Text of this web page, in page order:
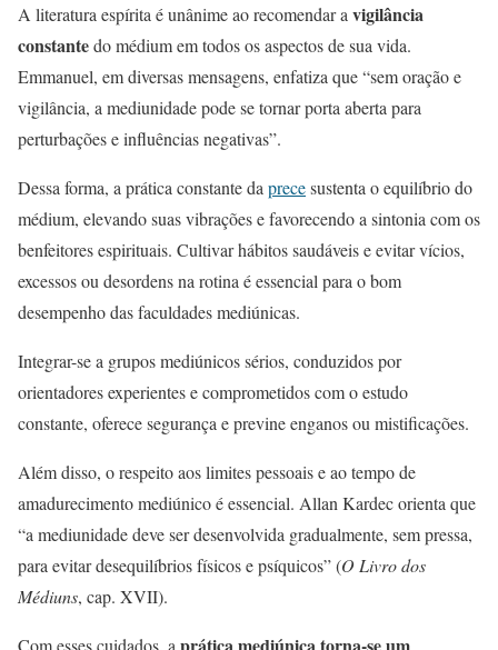
A literatura espírita é unânime ao recomendar a vigilância
constantedo médium em todos os aspectos de sua vida.
Emmanuel, em diversas mensagens, enfatiza que “sem oração e
vigilância, a mediunidade pode se tornar porta aberta para
perturbações e influências negativas”.
Dessa forma, a prática constante da precesustenta o equilíbrio do
médium, elevando suas vibrações e favorecendo a sintonia com os
benfeitores espirituais. Cultivar hábitos saudáveis e evitar vícios,
excessos ou desordens na rotina é essencial para o bom
desempenho das faculdades mediúnicas.
Integrar-se a grupos mediúnicos sérios, conduzidos por
orientadores experientes e comprometidos com o estudo
constante, oferece segurança e previne enganos ou mistificações.
Além disso, o respeito aos limites pessoais e ao tempo de
amadurecimento mediúnico é essencial. Allan Kardec orienta que
“a mediunidade deve ser desenvolvida gradualmente, sem pressa,
para evitar desequilíbrios físicos e psíquicos” (O Livro dos
Médiuns, cap. XVII).
Com esses cuidados, a